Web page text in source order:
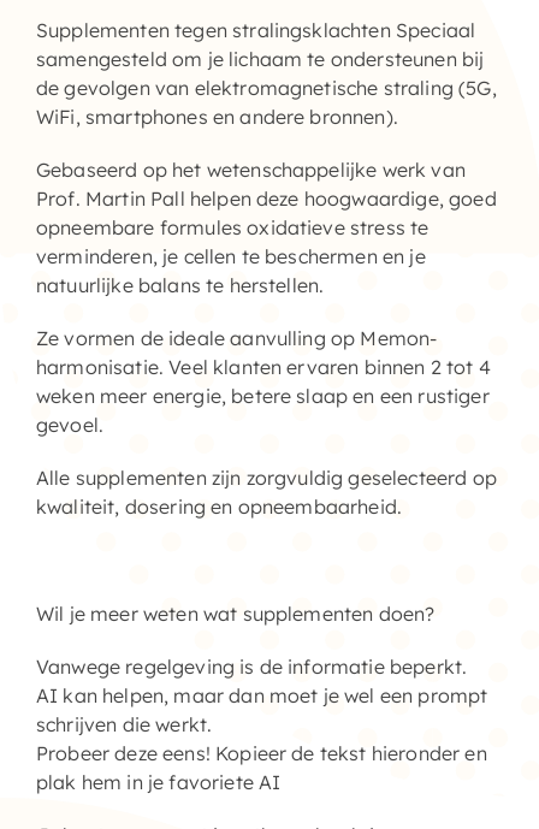
Supplementen shop
Straling:
Onderwerpen:
Ziekteverzuim in bedrijven
Winkelwagen
Zirbeldrüse detox
Supplementen tegen stralingsklachten Speciaal
samengesteld om je lichaam te ondersteunen bij
de gevolgen van elektromagnetische straling (5G,
WiFi, smartphones en andere bronnen).
Gebaseerd op het wetenschappelijke werk van
Prof. Martin Pall helpen deze hoogwaardige, goed
opneembare formules oxidatieve stress te
verminderen, je cellen te beschermen en je
natuurlijke balans te herstellen.
Ze vormen de ideale aanvulling op Memon-
harmonisatie. Veel klanten ervaren binnen 2 tot 4
weken meer energie, betere slaap en een rustiger
gevoel.
Alle supplementen zijn zorgvuldig geselecteerd op
kwaliteit, dosering en opneembaarheid.
Wil je meer weten wat supplementen doen?
Vanwege regelgeving is de informatie beperkt.
AI kan helpen, maar dan moet je wel een prompt
schrijven die werkt.
Probeer deze eens! Kopieer de tekst hieronder en
plak hem in je favoriete AI